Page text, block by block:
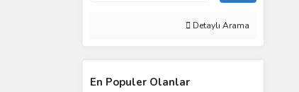
Detaylı Arama
En Populer Olanlar